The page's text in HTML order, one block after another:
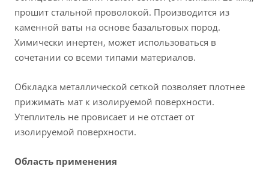
прошит стальной проволокой. Производится из
каменной ваты на основе базальтовых пород.
Химически инертен, может использоваться в
сочетании со всеми типами материалов.
Обкладка металлической сеткой позволяет плотнее
прижимать мат к изолируемой поверхности.
Утеплитель не провисает и не отстает от
изолируемой поверхности.
Область применения